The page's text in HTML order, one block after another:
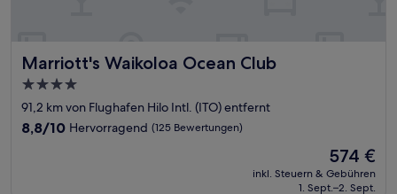
Marriott's Waikoloa Ocean Club
Marriott's Waikoloa Ocean Club
4.0-
Sterne-
Unterkunft
91,2 km von Flughafen Hilo Intl. (ITO) entfernt
8.8
8,8/10 Hervorragend (125 Bewertungen)
Der
Preis
beträgt
574 €
inkl. Steuern & Gebühren
1. Sept.–2. Sept.